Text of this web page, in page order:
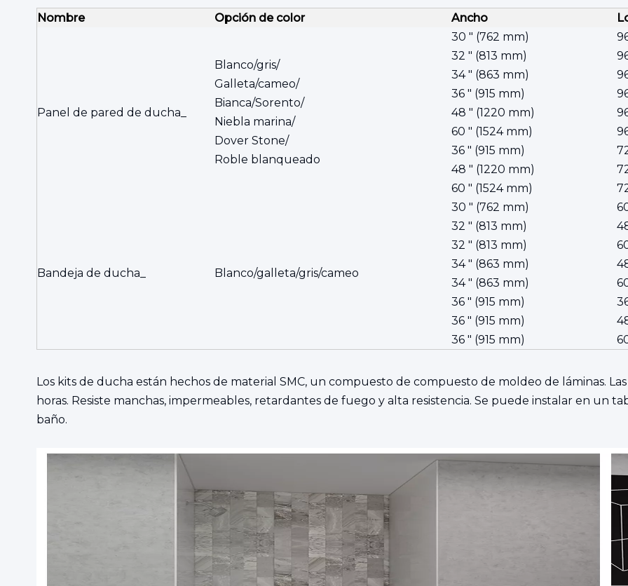
Nombre Opción de color Ancho
Panel de pared de ducha_
Blanco/gris/
Galleta/cameo/
Bianca/Sorento/
Niebla marina/
Dover Stone/
Roble blanqueado
30 ″ (762 mm)
32 ″ (813 mm)
34 ″ (863 mm)
36 ″ (915 mm)
48 ″ (1220 mm)
60 ″ (1524 mm)
36 ″ (915 mm)
48 ″ (1220 mm)
60 ″ (1524 mm)
Bandeja de ducha_ Blanco/galleta/gris/cameo
30 ″ (762 mm)
32 ″ (813 mm)
32 ″ (813 mm)
34 ″ (863 mm)
34 ″ (863 mm)
36 ″ (915 mm)
36 ″ (915 mm)
36 ″ (915 mm)
Los kits de ducha están hechos de material SMC, un compuesto de compuesto de moldeo de láminas.
horas. Resiste manchas, impermeables, retardantes de fuego y alta resistencia. Se puede instalar en un
baño.